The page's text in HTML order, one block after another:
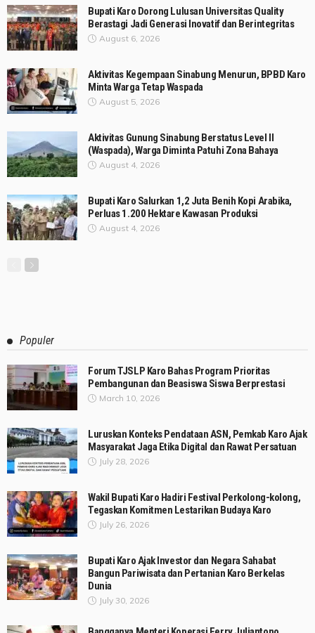
Bupati Karo Dorong Lulusan Universitas Quality
Berastagi Jadi Generasi Inovatif dan Berintegritas
August 6, 2026
Aktivitas Kegempaan Sinabung Menurun, BPBD Karo
Minta Warga Tetap Waspada
August 5, 2026
Aktivitas Gunung Sinabung Berstatus Level II
(Waspada), Warga Diminta Patuhi Zona Bahaya
August 4, 2026
Bupati Karo Salurkan 1,2 Juta Benih Kopi Arabika,
Perluas 1.200 Hektare Kawasan Produksi
August 4, 2026
Populer
Forum TJSLP Karo Bahas Program Prioritas
Pembangunan dan Beasiswa Siswa Berprestasi
March 10, 2026
Luruskan Konteks Pendataan ASN, Pemkab Karo Ajak
Masyarakat Jaga Etika Digital dan Rawat Persatuan
July 28, 2026
Wakil Bupati Karo Hadiri Festival Perkolong-kolong,
Tegaskan Komitmen Lestarikan Budaya Karo
July 26, 2026
Bupati Karo Ajak Investor dan Negara Sahabat
Bangun Pariwisata dan Pertanian Karo Berkelas
Dunia
July 30, 2026